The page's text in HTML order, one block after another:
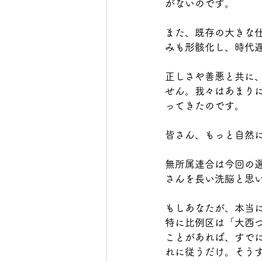
がないのです。
また、既存の大きな
みも形骸化し、時代
正しさや善悪と共に
せん。我々はあまり
ってきたのです。
皆さん、もっと自然
無所属連合は今回の
さんを長い洗脳と思
もしあなたが、本当
特に比例区は「大西
ことがあれば、すで
れに従うだけ。そう